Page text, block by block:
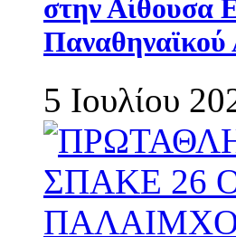
στην Αίθουσα
5 Ιουλίου